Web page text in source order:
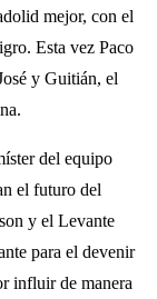
mejor, con el
Esta vez Paco
y Guitián, el
del equipo
el futuro del
y el Levante
para el devenir
influir de manera